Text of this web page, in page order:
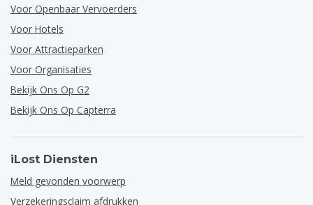
Voor Openbaar Vervoerders
Voor Hotels
Voor Attractieparken
Voor Organisaties
Bekijk Ons Op G2
Bekijk Ons Op Capterra
iLost Diensten
Meld gevonden voorwerp
Verzekeringsclaim afdrukken